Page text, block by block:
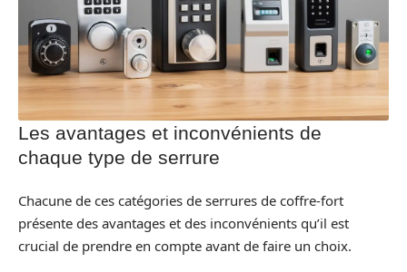
Les avantages et inconvénients de
chaque type de serrure
Chacune de ces catégories de serrures de coffre-fort
présente des avantages et des inconvénients qu’il est
crucial de prendre en compte avant de faire un choix.